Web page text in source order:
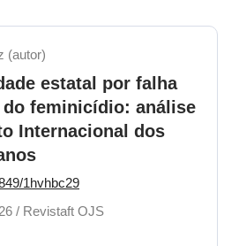
(autor)
estatal por falha
do feminicídio: análise
Internacional dos
1hvhbc29
/ Revistaft OJS